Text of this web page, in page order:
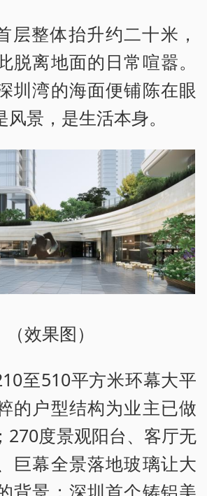
层整体抬升约二十米，
脱离地面的日常喧嚣。
圳湾的海面便铺陈在眼
景，是生活本身。
（效果图）
至510平方米环幕大平
的户型结构为业主已做
270度景观阳台、客厅无
巨幕全景落地玻璃让大
背景；深圳首个铸铝美